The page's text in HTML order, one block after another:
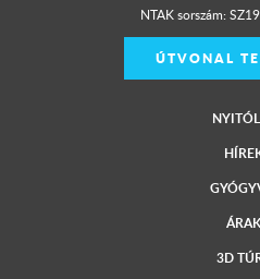
NTAK sorszám:
ÚTVONAL
ÁRAK
3D